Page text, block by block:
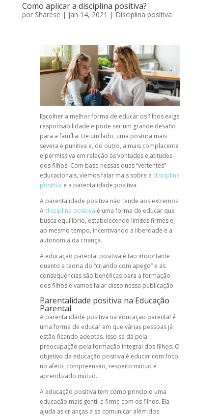
Como aplicar a disciplina positiva?
por Sharese | jan 14, 2021 | Disciplina positiva
Escolher a melhor forma de educar os filhos exige
responsabilidade e pode ser um grande desafio
para a família. De um lado, uma postura mais
severa e punitiva e, do outro, a mais complacente
e permissiva em relação às vontades e atitudes
dos filhos. Com base nessas duas “vertentes”
educacionais, viemos falar mais sobre a disciplina
positiva e a parentalidade positiva.
A parentalidade positiva não tende aos extremos.
A disciplina positiva é uma forma de educar que
busca equilíbrio, estabelecendo limites firmes e,
ao mesmo tempo, incentivando a liberdade e a
autonomia da criança.
Aeducação parental positiva é tão importante
quanto a teoria do “criando com apego” e as
consequências são benéficas para a formação
dos filhos e vamos falar disso nessa publicação.
Parentalidade positiva na Educação
Parental
A parentalidade positiva na educação parental é
uma forma de educar em que várias pessoas já
estão ficando adeptas. Isso se dá pela
preocupação pela formação integral dos filhos. O
objetivo da educação positiva é educar com foco
no afeto, compreensão, respeito mútuo e
aprendizado mútuo.
A educação positiva tem como princípio uma
educação mais gentil e firme com os filhos. Ela
ajuda as crianças a se comunicar além dos